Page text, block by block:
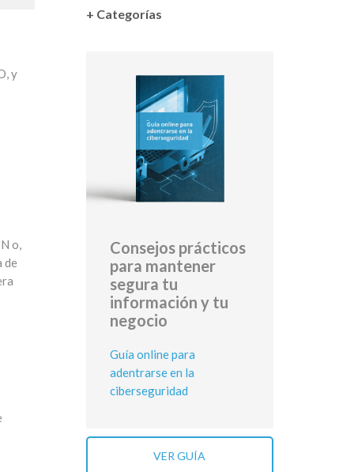
y
o,
de
+ Categorías
Consejos prácticos
para mantener
segura tu
información y tu
negocio
Guía online para
adentrarse en la
ciberseguridad
VER GUÍA